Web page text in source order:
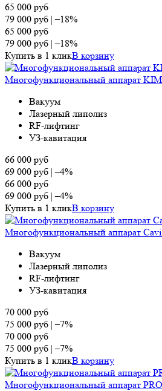
65 000 руб
79 000 руб |–18%
65 000 руб
79 000 руб |–18%
Купить в 1 кликВ корзину
Многофункциональный аппарат
Вакуум
Лазерный липолиз
RF-лифтинг
УЗ-кавитация
66 000 руб
69 000 руб |–4%
66 000 руб
69 000 руб |–4%
Купить в 1 кликВ корзину
Многофункциональный аппарат
Вакуум
Лазерный липолиз
RF-лифтинг
УЗ-кавитация
70 000 руб
75 000 руб |–7%
70 000 руб
75 000 руб |–7%
Купить в 1 кликВ корзину
Многофункциональный аппарат